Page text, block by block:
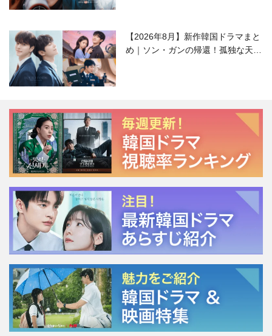
【2026年8月】新作韓国ドラマまと
め｜ソン・ガンの帰還！孤独な天才